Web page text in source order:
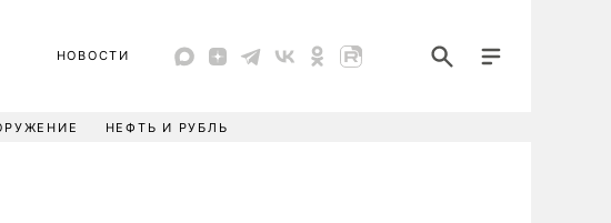
НОВОСТИ
НЕФТЬ И РУБЛЬ